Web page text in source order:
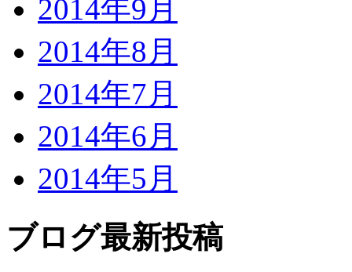
2014年9月
2014年8月
2014年7月
2014年6月
2014年5月
ブログ最新投稿